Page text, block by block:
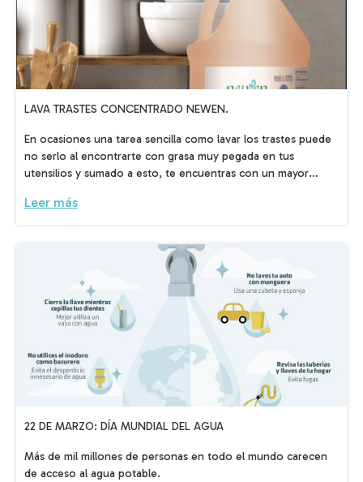
LAVA TRASTES CONCENTRADO NEWEN.
En ocasiones una tarea sencilla como lavar los trastes puede
no serlo al encontrarte con grasa muy pegada en tus
utensilios y sumado a esto, te encuentras con un mayor
agua.
Leer más
22 DE MARZO: DÍA MUNDIAL DEL AGUA
Más de mil millones de personas en todo el mundo carecen
de acceso al agua potable.